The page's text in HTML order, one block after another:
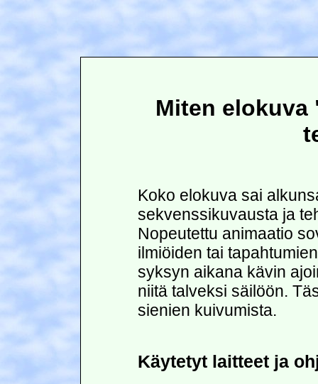
Miten
Koko elokuva sai
sekvenssikuvausta ja
Nopeutettu animaatio
ilmiöiden tai
syksyn aikana kävin
niitä talveksi säilöön.
sienien kuivumista.
Käytetyt laitteet ja